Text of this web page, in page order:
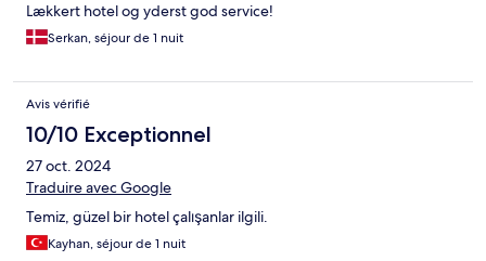
Lækkert hotel og yderst god service!
Serkan, séjour de 1 nuit
Avis vérifié
10/10 Exceptionnel
27 oct. 2024
Traduire avec Google
Temiz, güzel bir hotel çalışanlar ilgili.
Kayhan, séjour de 1 nuit